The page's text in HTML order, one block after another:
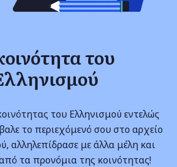
του
του Ελληνισμού εντελώς
το περιεχόμενό σου στο αρχείο
αλληλεπίδρασε με άλλα μέλη και
τα προνόμια της κοινότητας!